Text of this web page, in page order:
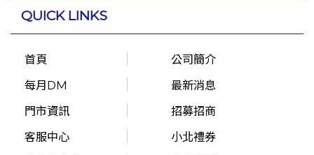
QUICK LINKS
首頁
公司簡介
每月DM
最新消息
門市資訊
招募招商
客服中心
小北禮券